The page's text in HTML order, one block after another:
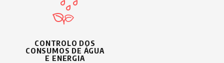
CONTROLO DOS
CONSUMOS DE ÁGUA
E ENERGIA